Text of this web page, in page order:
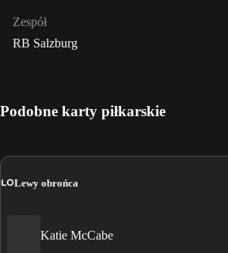
Zespół
RB Salzburg
Podobne karty piłkarskie
LOLewy obrońca
Katie McCabe